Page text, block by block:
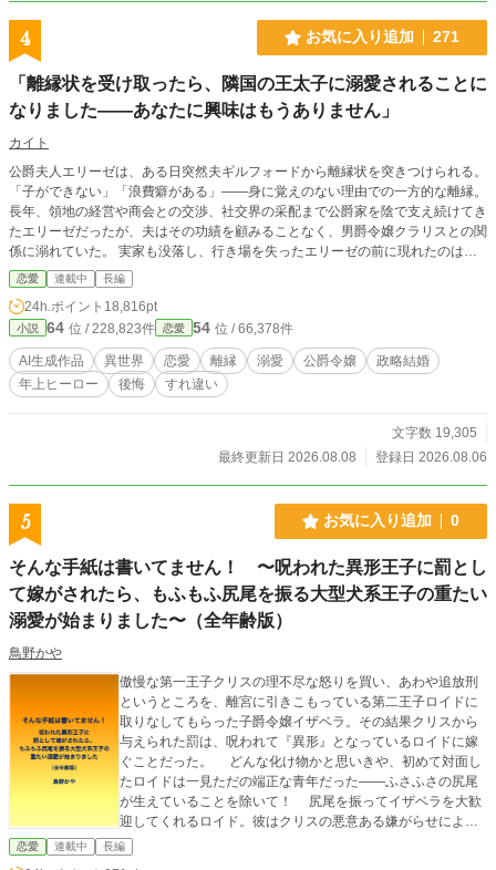
4 お気に入り追加 271
「離縁状を受け取ったら、隣国の王太子に溺愛されることに
なりました——あなたに興味はもうありません」
カイト
公爵夫人エリーゼは、ある日突然夫ギルフォードから離縁状を突きつけられる。
「子ができない」「浪費癖がある」——身に覚えのない理由での一方的な離縁。
長年、領地の経営や商会との交渉、社交界の采配まで公爵家を陰で支え続けてき
たエリーゼだったが、夫はその功績を顧みることなく、男爵令嬢クラリスとの関
係に溺れていた。 実家も没落し、行き場を失ったエリーゼの前に現れたのは、
かつて貿易交渉で顔を合わせた隣国の王太子レオンハルト。彼女の誠実さと実務
能力を高く評価していた彼は、迷わず彼女を隣国へと迎え入れる。 隣国の宮廷
でエリーゼは、初めて自分の働きが正当に評価される心地よさを知る。一方、公
爵家から「知恵を貸してほしい」という都合のいい相談が届くが、エリーゼの答
えは静かで揺るぎない——「あなたに興味はもうありません」。 エリーゼが去
った後、公爵家にはまず小さな綻びが生まれ、実務をこなせないクラリスが公爵
夫人となったことでそれは本格的な経営危機へと発展していく。取引先の離反、
な存在だったかを思い知る。 一方、隣国ではレオンハルトの敬意がいつしか恋
心へと変わっていた。対等な関係の中で求婚を受け入れたエリーゼは、新しい人
彼女の心はもう微動だにしない。 過去を振り返ることなく、エリーゼは自分を
正しく見てくれる相手のもとで、本当の幸せを掴み取る——「無関心」という最
も静かで確実な復讐を成し遂げながら。
恋愛 連載中 長編
24h.ポイント 18,816pt
小説 64 位 / 228,823件 恋愛 54 位 / 66,378件
AI生成作品 異世界 恋愛 離縁 溺愛 公爵令嬢
政略結婚
年上ヒーロー
後悔 すれ違い
文字数 19,305
最終更新日 2026.08.08
登録日 2026.08.06
5 お気に入り追加 0
そんな手紙は書いてません！ 〜呪われた異形王子に罰とし
て嫁がされたら、もふもふ尻尾を振る大型犬系王子の重たい
溺愛が始まりました〜（全年齢版）
鳥野かや
傲慢な第一王子クリスの理不尽な怒りを買い、あわや追放刑
というところを、離宮に引きこもっている第二王子ロイドに
取りなしてもらった子爵令嬢イザベラ。その結果クリスから
与えられた罰は、呪われて『異形』となっているロイドに嫁
ぐことだった。 どんな化け物かと思いきや、初めて対面し
たロイドは一見ただの端正な青年だった——ふさふさの尻尾
が生えていることを除いて！ 尻尾を振ってイザベラを大歓
迎してくれるロイド。彼はクリスの悪意ある嫌がらせによ
り、イザベラから甘いラブレターを受け取ったと誤解して大
喜びしていたのだ。 「僕を受け入れてくれた君だけを、
恋愛 連載中 長編